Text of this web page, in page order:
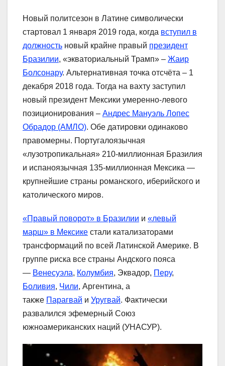
Новый политсезон в Латине символически
стартовал 1 января 2019 года, когда вступил в
должность новый крайне правый президент
Бразилии, «экваториальный Трамп» – Жаир
Болсонару. Альтернативная точка отсчёта – 1
декабря 2018 года. Тогда на вахту заступил
новый президент Мексики умеренно-левого
позиционирования – Андрес Мануэль Лопес
Обрадор (АМЛО). Обе датировки одинаково
правомерны. Португалоязычная
«лузотропикальная» 210-миллионная Бразилия
и испаноязычная 135-миллионная Мексика —
крупнейшие страны романского, иберийского и
католического миров.
«Правый поворот» в Бразилии и «левый
марш» в Мексике стали катализаторами
трансформаций по всей Латинской Америке. В
группе риска все страны Андского пояса
— Венесуэла, Колумбия, Эквадор, Перу,
Боливия, Чили, Аргентина, а
также Парагвай и Уругвай. Фактически
развалился эфемерный Союз
южноамериканских наций (УНАСУР).